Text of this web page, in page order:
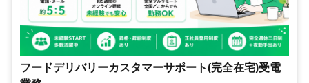
フードデリバリーカスタマーサポート(完全在宅)受電